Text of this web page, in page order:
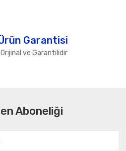
Garantisi
ve Garantilidir
Aboneliği